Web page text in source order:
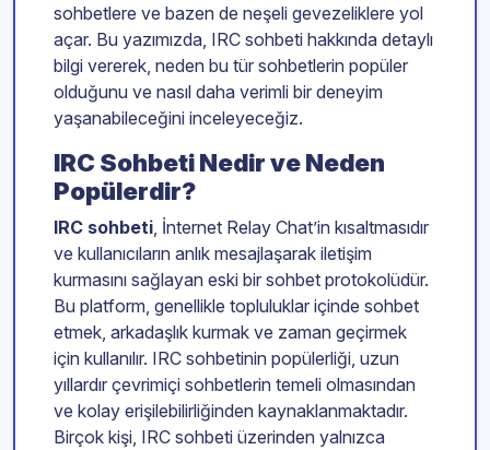
sohbetlere ve bazen de neşeli gevezeliklere yol
açar. Bu yazımızda, IRC sohbeti hakkında detaylı
bilgi vererek, neden bu tür sohbetlerin popüler
olduğunu ve nasıl daha verimli bir deneyim
yaşanabileceğini inceleyeceğiz.
IRC Sohbeti Nedir ve Neden
Popülerdir?
IRC sohbeti, İnternet Relay Chat’in kısaltmasıdır
ve kullanıcıların anlık mesajlaşarak iletişim
kurmasını sağlayan eski bir sohbet protokolüdür.
Bu platform, genellikle topluluklar içinde sohbet
etmek, arkadaşlık kurmak ve zaman geçirmek
için kullanılır. IRC sohbetinin popülerliği, uzun
yıllardır çevrimiçi sohbetlerin temeli olmasından
ve kolay erişilebilirliğinden kaynaklanmaktadır.
Birçok kişi, IRC sohbeti üzerinden yalnızca